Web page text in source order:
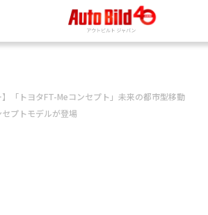
】「トヨタFT-Meコンセプト」未来の都市型移動
プトモデルが登場